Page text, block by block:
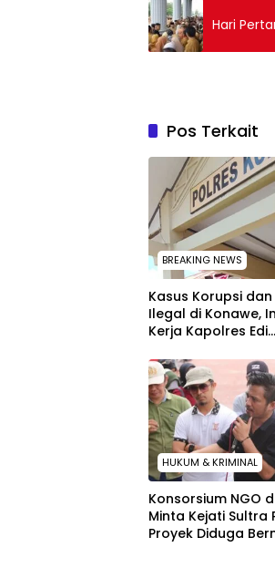
Hari
Pos Terkait
BREAKING NEWS
Kasus Korupsi
Ilegal di Konawe,
Kerja Kapolres Edi
HUKUM & KRIMINAL
Konsorsium NGO
Minta Kejati Sultra
Proyek Diduga